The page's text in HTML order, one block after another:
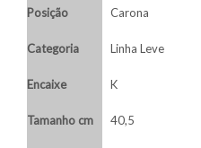
Posição Carona
Categoria Linha Leve
Encaixe K
Tamanho cm 40,5